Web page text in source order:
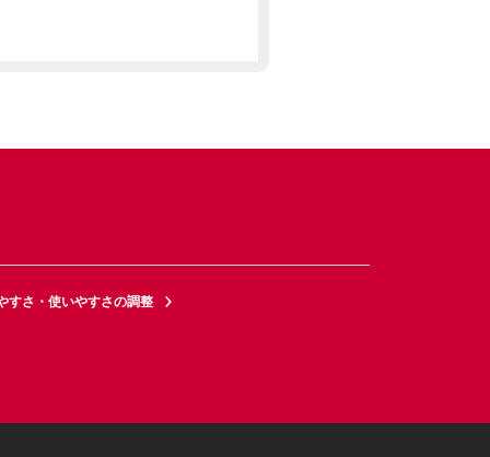
すさ・使いやすさの調整